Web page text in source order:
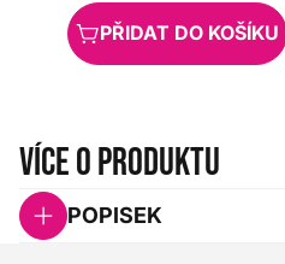
PŘIDAT DO KOŠÍKU
Více o produktu
POPISEK